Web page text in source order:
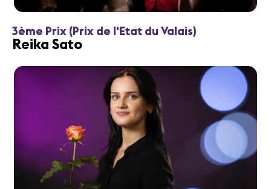
3ème Prix (Prix de l'Etat du Valais)
Reika Sato